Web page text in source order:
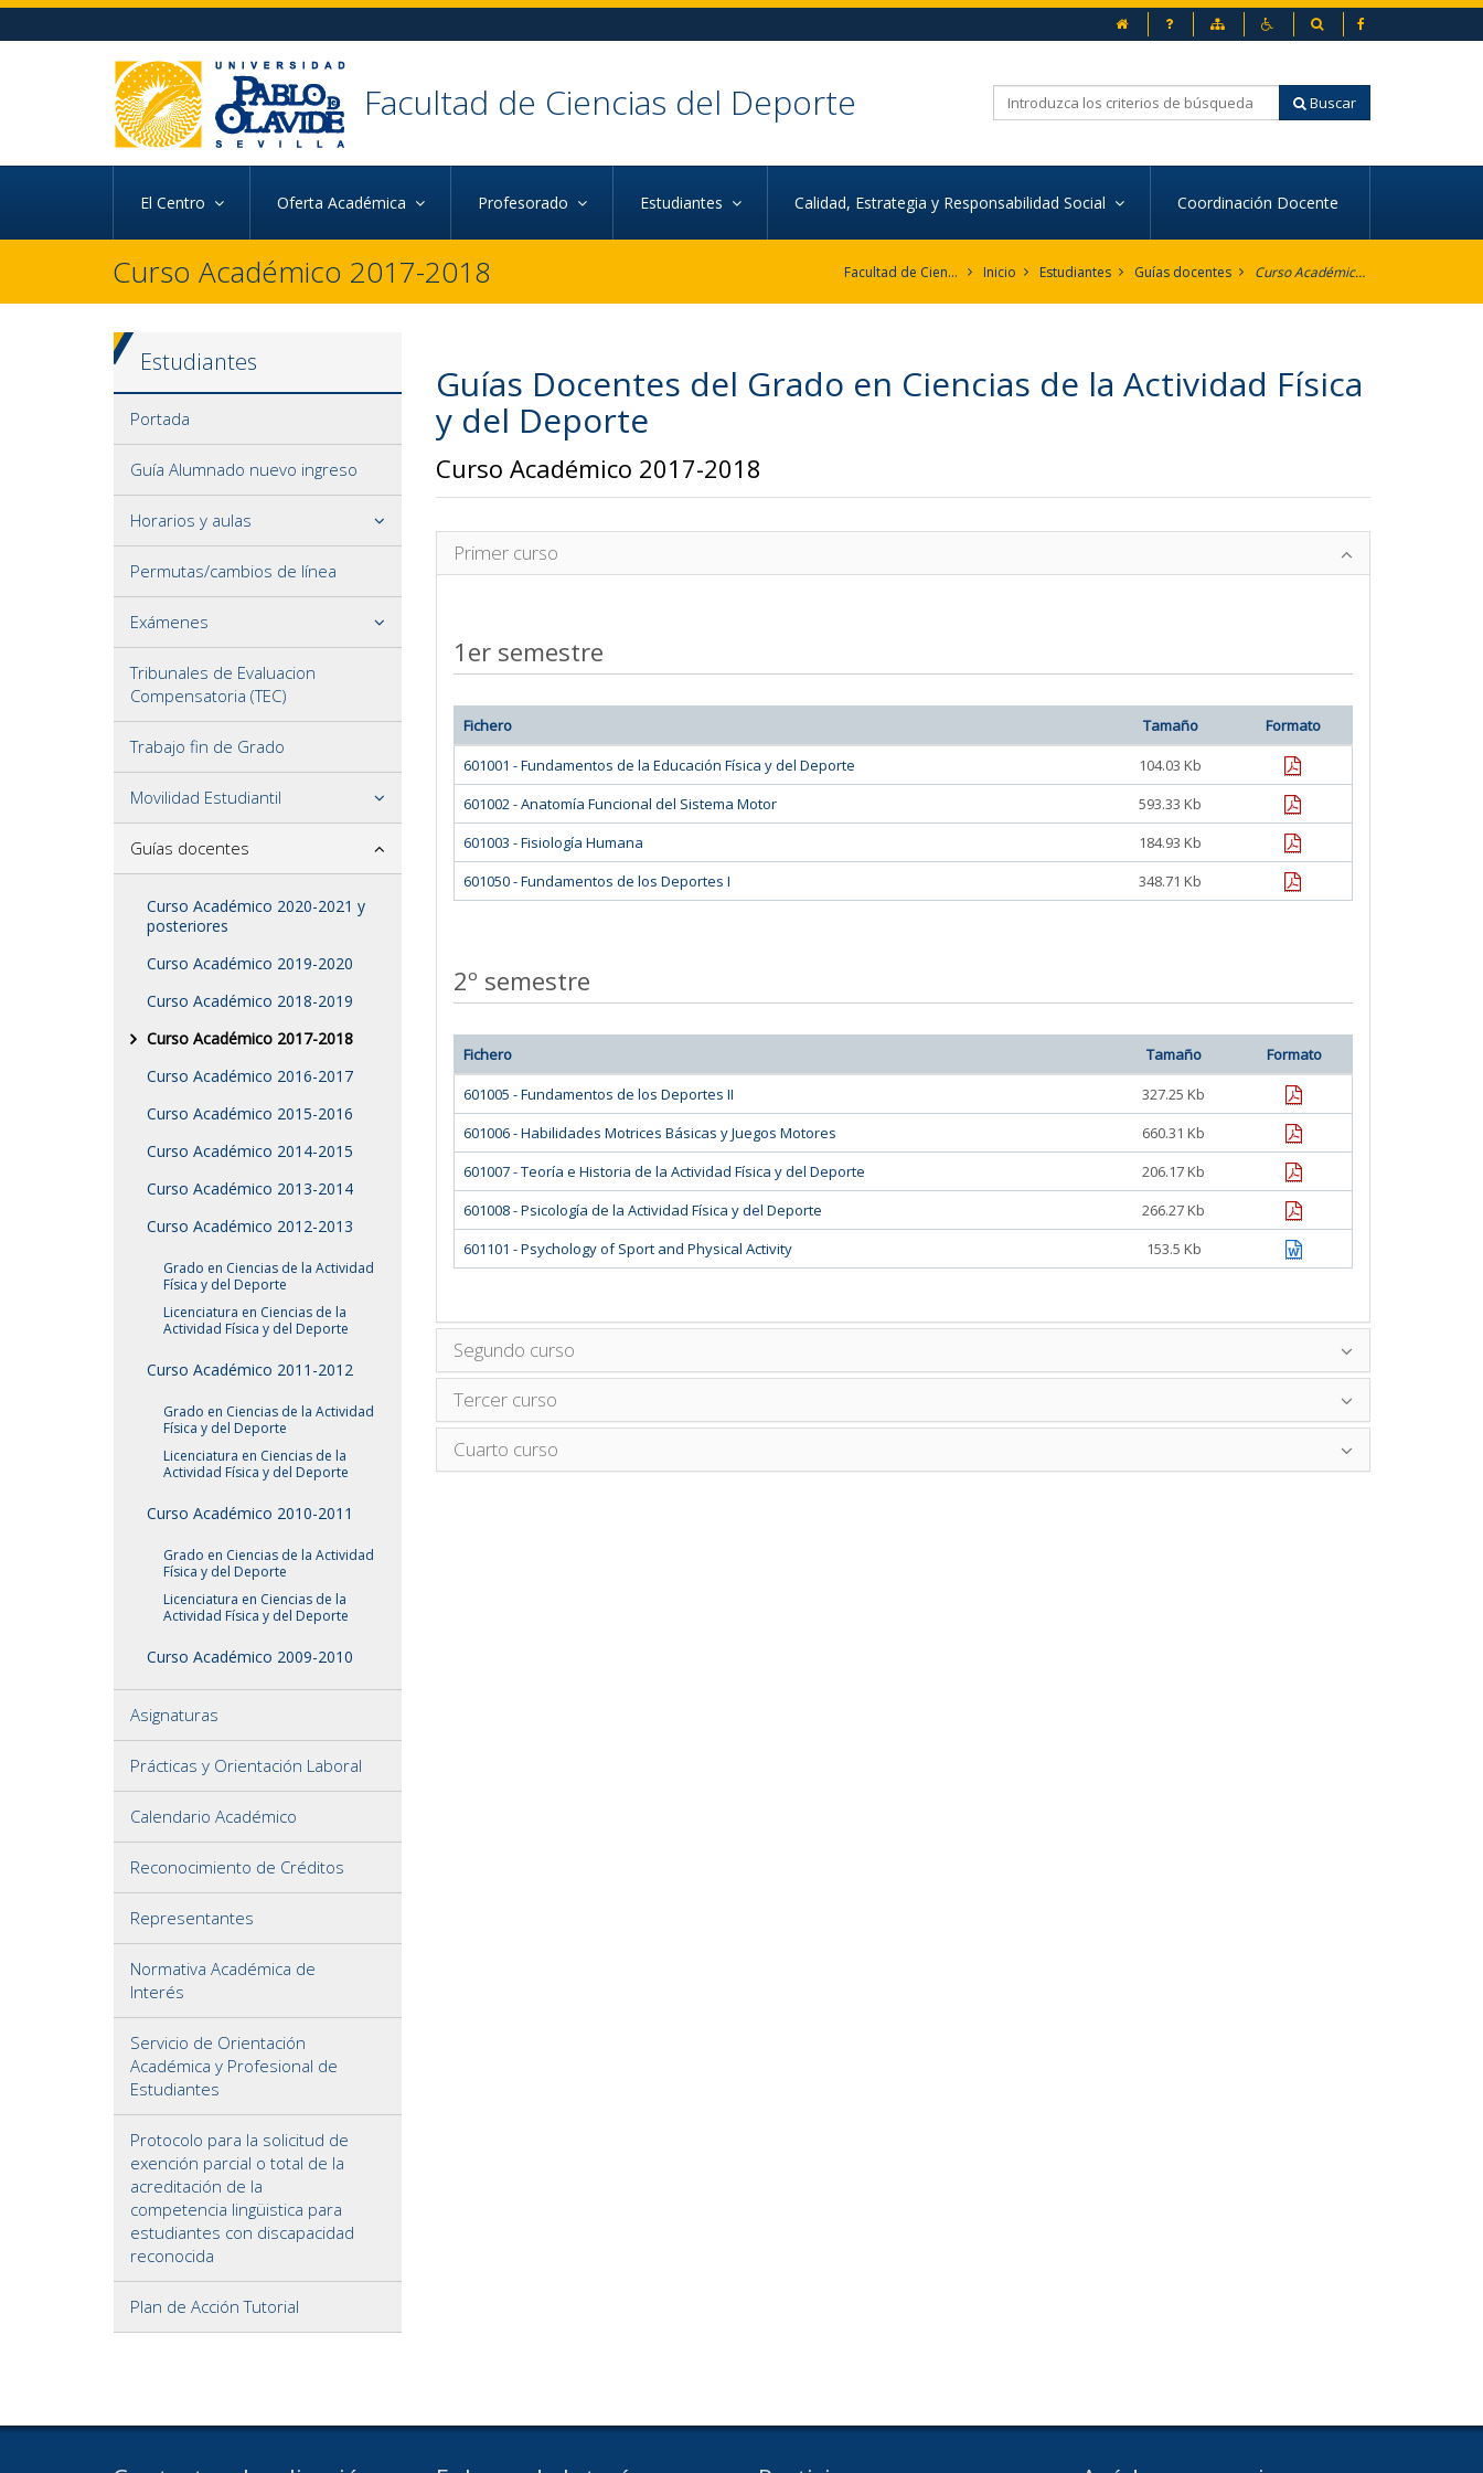
Ir al contenido principal de la página (alt + s)
Ir al pie de la página (alt + p)
Ir al menú principal (alt + u)
Preguntas frecuentes
Mapa webAccesibilidad
Buscador
Facultad de Ciencias del Deporte Buscar
El Centro Oferta Académica Profesorado Estudiantes Calidad, Estrategia y Responsabilidad Social Coordinación Docente
Curso Académico 2017-2018 Facultad de Ciencias del Deporte Inicio Estudiantes Guías docentes Curso Académico 2017-2018
Estudiantes
Portada
Guía Alumnado nuevo ingreso
Horarios y aulas
Permutas/cambios de línea
Exámenes
Tribunales de Evaluacion
Compensatoria (TEC)
Trabajo fin de Grado
Movilidad Estudiantil
Guías docentes
Curso Académico 2020-2021 y
posteriores
Curso Académico 2019-2020
Curso Académico 2018-2019
Curso Académico 2017-2018
Curso Académico 2016-2017
Curso Académico 2015-2016
Curso Académico 2014-2015
Curso Académico 2013-2014
Curso Académico 2012-2013
Grado en Ciencias de la Actividad
Física y del Deporte
Licenciatura en Ciencias de la
Actividad Física y del Deporte
Curso Académico 2011-2012
Grado en Ciencias de la Actividad
Física y del Deporte
Licenciatura en Ciencias de la
Actividad Física y del Deporte
Curso Académico 2010-2011
Grado en Ciencias de la Actividad
Física y del Deporte
Licenciatura en Ciencias de la
Actividad Física y del Deporte
Curso Académico 2009-2010
Asignaturas
Prácticas y Orientación Laboral
Calendario Académico
Reconocimiento de Créditos
Representantes
Normativa Académica de
Interés
Servicio de Orientación
Académica y Profesional de
Estudiantes
Protocolo para la solicitud de
exención parcial o total de la
acreditación de la
competencia lingüistica para
estudiantes con discapacidad
reconocida
Plan de Acción Tutorial
Guías Docentes del Grado en Ciencias de la Actividad Física
y del Deporte
Curso Académico 2017-2018
Primer curso
1er semestre
Fichero Tamaño
Formato
601001 - Fundamentos de la Educación Física y del Deporte
104.03 Kb
pdf
601002 - Anatomía Funcional del Sistema Motor
593.33 Kb
pdf
601003 - Fisiología Humana
184.93 Kb
pdf
601050 - Fundamentos de los Deportes I
348.71 Kb pdf
2º semestre
Fichero Tamaño
Formato
601005 - Fundamentos de los Deportes II
327.25 Kb
pdf
601006 - Habilidades Motrices Básicas y Juegos Motores
660.31 Kb
pdf
601007 - Teoría e Historia de la Actividad Física y del Deporte
206.17 Kb
pdf
601008 - Psicología de la Actividad Física y del Deporte
266.27 Kb
pdf
601101 - Psychology of Sport and Physical Activity
153.5 Kb doc
Segundo curso
Tercer curso
Cuarto curso